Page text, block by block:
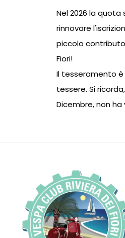
Nel 2026 la
rinnovare
piccolo
Fiori!
Il tesseramento
tessere. Si
Dicembre, non ha